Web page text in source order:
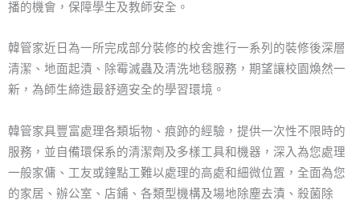
播的機會，保障學生及教師安全。
韓管家近日為一所完成部分裝修的校舍進行一系列的裝修後深層
清潔、地面起漬、除霉滅蟲及清洗地毯服務，期望讓校園煥然一
新，為師生締造最舒適安全的學習環境。
韓管家具豐富處理各類垢物、痕跡的經驗，提供一次性不限時的
服務，並自備環保系的清潔劑及多樣工具和機器，深入為您處理
一般家傭、工友或鐘點工難以處理的高處和細微位置，全面為您
的家居、辦公室、店鋪、各類型機構及場地除塵去漬、殺菌除